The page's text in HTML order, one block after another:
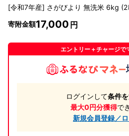
[令和7年産] さがびより 無洗米 6kg
寄附金額17,000
エントリー＋チャージで
ログインして条件
最大0円分獲得で
新規会員登録／